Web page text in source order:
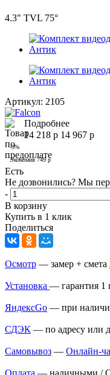
4.3" TVL 75°
Артикул: 2105
Подробнее
14 218 р 14 967 р
-5%
Экономия749р
Есть
Не дозвонились? Мы
-
В корзину
Купить в 1 клик
Поделиться
Осмотр — замер + смета
Установка — гарантия 1
ЯндексGo — при
СДЭК — по адресу или
Самовывоз — Онлайн-